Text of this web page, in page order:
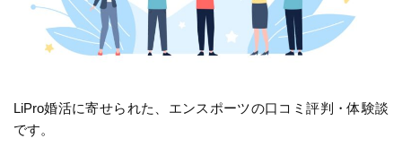
LiPro婚活に寄せられた、エンスポーツの口コミ評判・体験談
です。